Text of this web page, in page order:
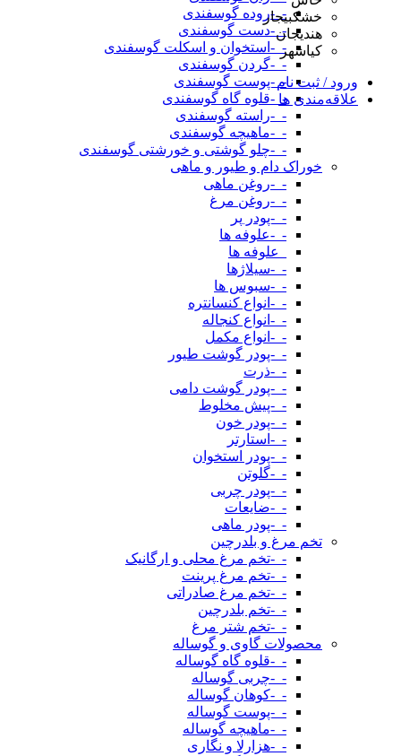
-_-روده گوسفندی
-_-دست گوسفندی
-_-استخوان و اسکلت گوسفندی
-_-گردن گوسفندی
-_-پوست گوسفندی
-_-قلوه گاه گوسفندی
-_-راسته گوسفندی
-_-ماهیچه گوسفندی
-_-چلو گوشتی و خورشتی گوسفندی
خوراک دام و طیور و ماهی
-_-روغن ماهی
-_-روغن مرغ
-_-پودر پر
-_-علوفه ها
_علوفه ها
-_-سیلاژها
-_-سبوس ها
-_-انواع کنسانتره
-_-انواع کنجاله
-_-انواع مکمل
-_-پودر گوشت طیور
-_-ذرت
-_-پودر گوشت دامی
-_-پیش مخلوط
-_-پودر خون
-_-استارتر
-_-پودر استخوان
-_-گلوتن
-_-پودر چربی
-_-ضایعات
-_-پودر ماهی
تخم مرغ و بلدرچین
-_-تخم مرغ محلی و ارگانیک
-_-تخم مرغ پرینت
-_-تخم مرغ صادراتی
-_-تخم بلدرچین
-_-تخم شتر مرغ
محصولات گاوی و گوساله
-_-قلوه گاه گوساله
-_-چربی گوساله
-_-کوهان گوساله
-_-پوست گوساله
-_-ماهیچه گوساله
-_-هزارلا و نگاری
خشکبیجار
هندیجان
کیاشهر
ورود / ثبت نام
علاقه‌مندی ها